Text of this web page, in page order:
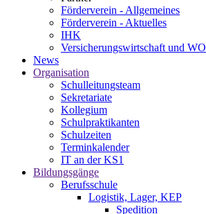
Förderverein - Allgemeines
Förderverein - Aktuelles
IHK
Versicherungswirtschaft und WO
News
Organisation
Schulleitungsteam
Sekretariate
Kollegium
Schulpraktikanten
Schulzeiten
Terminkalender
IT an der KS1
Bildungsgänge
Berufsschule
Logistik, Lager, KEP
Spedition